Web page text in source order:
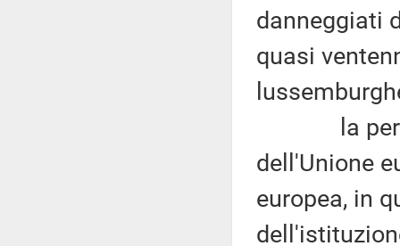
danneggiati
quasi
la
dell'Unione
europea, in